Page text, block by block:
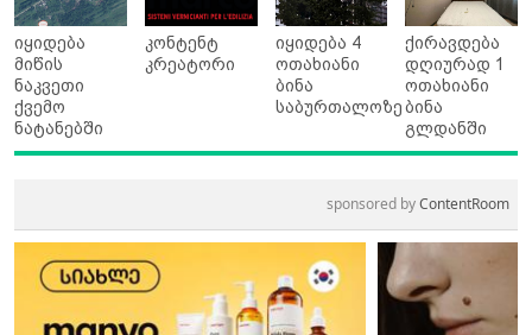
იყიდება
მიწის
ნაკვეთი
ქვემო
ნატანებში
კონტენტ
კრეატორი
იყიდება 4
ოთახიანი
ბინა
საბურთალოზე
ქირავდება
დღიურად 1
ოთახიანი
ბინა
გლდანში
sponsored byContentRoom